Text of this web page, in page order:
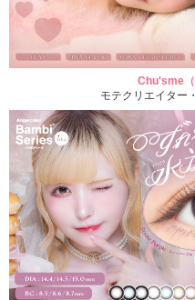
Chu'sme（
モテクリエイター